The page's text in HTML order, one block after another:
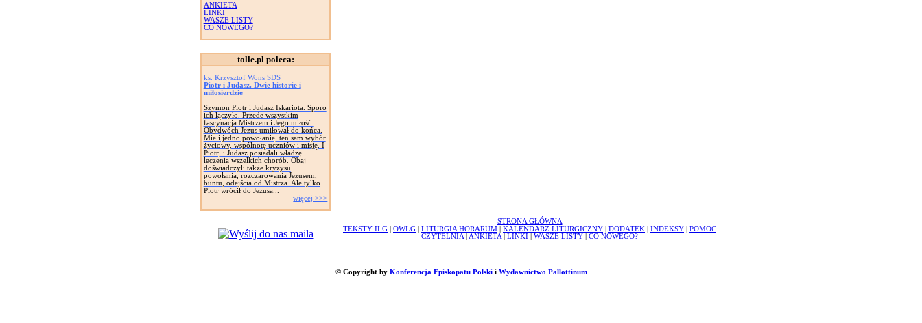
ANKIETA
LINKI
WASZE LISTY
CO NOWEGO?
tolle.pl poleca:
ks. Krzysztof Wons SDS
Piotr i Judasz. Dwie historie i
miłosierdzie
Szymon Piotr i Judasz Iskariota. Sporo
ich łączyło. Przede wszystkim
fascynacja Mistrzem i Jego miłość.
Obydwóch Jezus umiłował do końca.
Mieli jedno powołanie, ten sam wybór
życiowy, wspólnotę uczniów i misję. I
Piotr, i Judasz posiadali władzę
leczenia wszelkich chorób. Obaj
doświadczyli także kryzysu
powołania, rozczarowania Jezusem,
buntu, odejścia od Mistrza. Ale tylko
Piotr wrócił do Jezusa...
więcej >>>
STRONA GŁÓWNA
TEKSTY ILG
OWLG LITURGIA HORARUM KALENDARZ LITURGICZNY DODATEK INDEKSY
POMOC
CZYTELNIA
ANKIETA LINKI WASZE LISTY CO NOWEGO?
© Copyright by Konferencja Episkopatu Polskii Wydawnictwo Pallottinum